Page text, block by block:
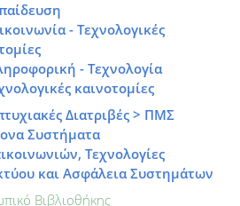
- Τεχνολογικές
- Τεχνολογία
καινοτομίες
Διατριβές > ΠΜΣ
Συστήματα
Τεχνολογίες
και Ασφάλεια Συστημάτων
Βιβλιοθήκης